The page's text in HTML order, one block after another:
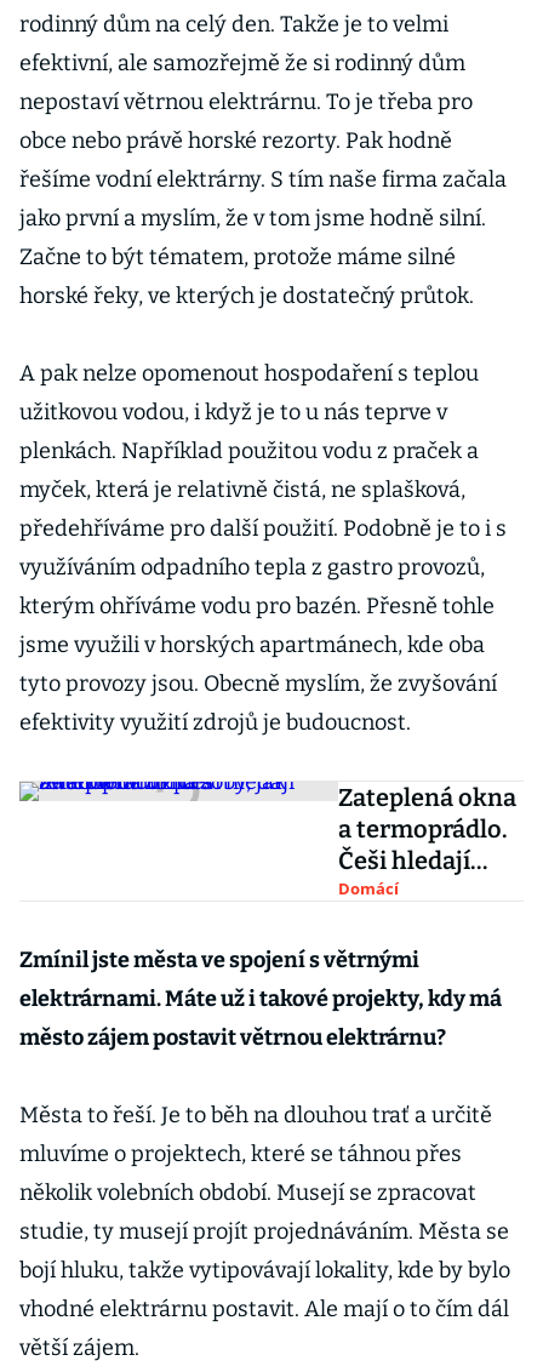
rodinný dům na celý den. Takže je to velmi
efektivní, ale samozřejmě že si rodinný dům
nepostaví větrnou elektrárnu. To je třeba pro
obce nebo právě horské rezorty. Pak hodně
řešíme vodní elektrárny. S tím naše firma začala
jako první a myslím, že v tom jsme hodně silní.
Začne to být tématem, protože máme silné
horské řeky, ve kterých je dostatečný průtok.
A pak nelze opomenout hospodaření s teplou
užitkovou vodou, i když je to u nás teprve v
plenkách. Například použitou vodu z praček a
myček, která je relativně čistá, ne splašková,
předehříváme pro další použití. Podobně je to i s
využíváním odpadního tepla z gastro provozů,
kterým ohříváme vodu pro bazén. Přesně tohle
jsme využili v horských apartmánech, kde oba
tyto provozy jsou. Obecně myslím, že zvyšování
efektivity využití zdrojů je budoucnost.
Zateplená okna
a termoprádlo.
Češi hledají
alternativní
zvládnout zimu
Domácí
Zmínil jste města ve spojení s větrnými
elektrárnami. Máte už i takové projekty, kdy má
město zájem postavit větrnou elektrárnu?
Města to řeší. Je to běh na dlouhou trať a určitě
mluvíme o projektech, které se táhnou přes
několik volebních období. Musejí se zpracovat
studie, ty musejí projít projednáváním. Města se
bojí hluku, takže vytipovávají lokality, kde by bylo
vhodné elektrárnu postavit. Ale mají o to čím dál
větší zájem.